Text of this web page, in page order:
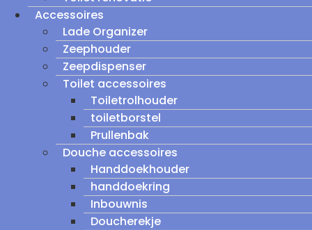
Accessoires
Lade Organizer
Zeephouder
Zeepdispenser
Toilet accessoires
Toiletrolhouder
toiletborstel
Prullenbak
Douche accessoires
Handdoekhouder
handdoekring
Inbouwnis
Doucherekje